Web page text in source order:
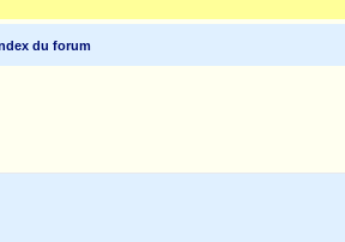
du forum